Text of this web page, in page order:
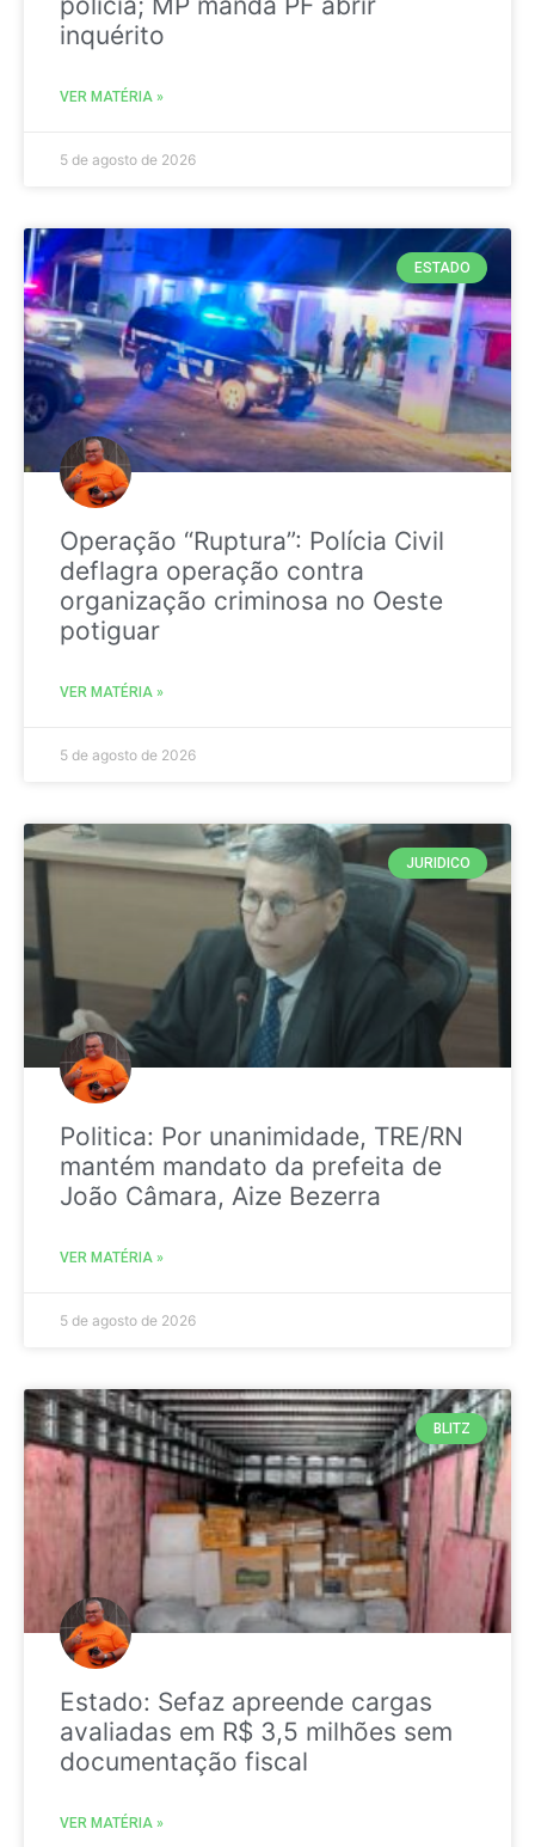
inquérito
VER MATÉRIA »
5 de agosto de 2026
ESTADO
Operação “Ruptura”: Polícia Civil
deflagra operação contra
organização criminosa no Oeste
potiguar
VER MATÉRIA »
5 de agosto de 2026
JURIDICO
Politica: Por unanimidade, TRE/RN
mantém mandato da prefeita de
João Câmara, Aize Bezerra
VER MATÉRIA »
5 de agosto de 2026
BLITZ
Estado: Sefaz apreende cargas
avaliadas em R$ 3,5 milhões sem
documentação fiscal
VER MATÉRIA »